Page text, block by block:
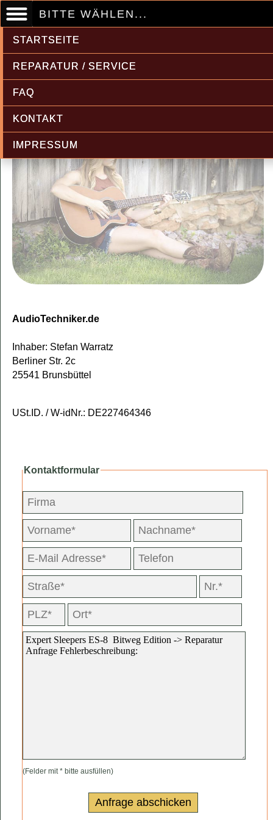
BITTE WÄHLEN...
STARTSEITE
REPARATUR / SERVICE
FAQ
KONTAKT
IMPRESSUM
AudioTechniker.de
Inhaber: Stefan Warratz
Berliner Str. 2c
25541 Brunsbüttel
USt.ID. / W-idNr.: DE227464346
Kontaktformular
(Felder mit * bitte ausfüllen)